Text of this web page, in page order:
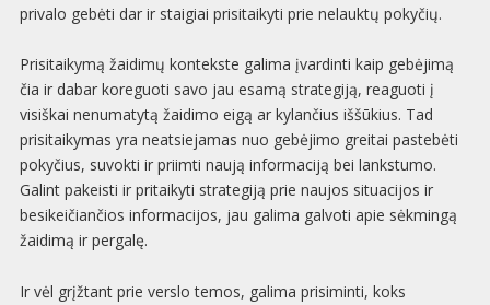
privalo gebėti dar ir staigiai prisitaikyti prie nelauktų pokyčių.
Prisitaikymą žaidimų kontekste galima įvardinti kaip gebėjimą
čia ir dabar koreguoti savo jau esamą strategiją, reaguoti į
visiškai nenumatytą žaidimo eigą ar kylančius iššūkius. Tad
prisitaikymas yra neatsiejamas nuo gebėjimo greitai pastebėti
pokyčius, suvokti ir priimti naują informaciją bei lankstumo.
Galint pakeisti ir pritaikyti strategiją prie naujos situacijos ir
besikeičiančios informacijos, jau galima galvoti apie sėkmingą
žaidimą ir pergalę.
Ir vėl grįžtant prie verslo temos, galima prisiminti, koks